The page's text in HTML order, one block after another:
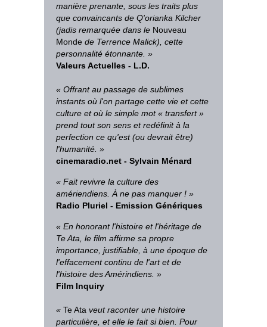
manière prenante, sous les traits plus
que convaincants de Q'orianka Kilcher
(jadis remarquée dans le Nouveau
Monde de Terrence Malick), cette
personnalité étonnante. »
Valeurs Actuelles - L.D.
« Offrant au passage de sublimes
instants où l'on partage cette vie et cette
culture et où le simple mot « transfert »
prend tout son sens et redéfinit à la
perfection ce qu'est (ou devrait être)
l'humanité. »
cinemaradio.net - Sylvain Ménard
« Fait revivre la culture des
amériendiens. À ne pas manquer ! »
Radio Pluriel - Emission Génériques
« En honorant l'histoire et l'héritage de
Te Ata, le film affirme sa propre
importance, justifiable, à une époque de
l'effacement continu de l'art et de
l'histoire des Amérindiens. »
Film Inquiry
« Te Ata veut raconter une histoire
particulière, et elle le fait si bien. Pour